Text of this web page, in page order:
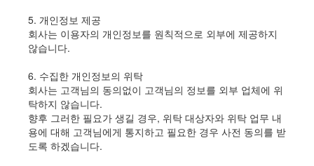
5. 개인정보 제공
회사는 이용자의 개인정보를 원칙적으로 외부에 제공하지
않습니다.
6. 수집한 개인정보의 위탁
회사는 고객님의 동의없이 고객님의 정보를 외부 업체에 위
탁하지 않습니다.
향후 그러한 필요가 생길 경우, 위탁 대상자와 위탁 업무 내
용에 대해 고객님에게 통지하고 필요한 경우 사전 동의를 받
도록 하겠습니다.